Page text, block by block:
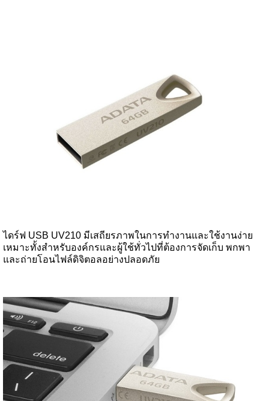
ไดร์ฟ USB UV210 มีเสถียรภาพในการทำงานและใช้งานง่าย
เหมาะทั้งสำหรับองค์กรและผู้ใช้ทั่วไปที่ต้องการจัดเก็บ พกพา
และถ่ายโอนไฟล์ดิจิตอลอย่างปลอดภัย